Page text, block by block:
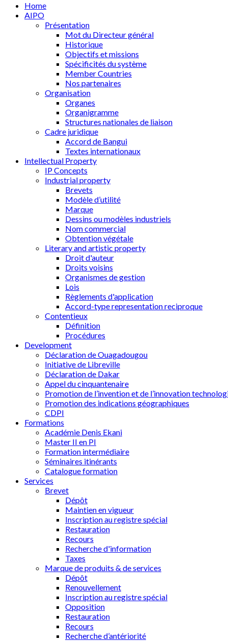
Home
AIPO
Présentation
Mot du Directeur général
Historique
Objectifs et missions
Spécificités du système
Member Countries
Nos partenaires
Organisation
Organes
Organigramme
Structures nationales de liaison
Cadre juridique
Accord de Bangui
Textes internationaux
Intellectual Property
IP Concepts
Industrial property
Brevets
Modèle d’utilité
Marque
Dessins ou modèles industriels
Nom commercial
Obtention végétale
Literary and artistic property
Droit d'auteur
Droits voisins
Organismes de gestion
Lois
Règlements d'application
Accord-type representation reciproque
Contentieux
Définition
Procédures
Development
Déclaration de Ouagadougou
Initiative de Libreville
Déclaration de Dakar
Appel du cinquantenaire
Promotion de l’invention et de l’innovation
Promotion des indications géographiques
CDPI
Formations
Académie Denis Ekani
Master II en PI
Formation intermédiaire
Séminaires itinérants
Catalogue formation
Services
Brevet
Dépôt
Maintien en vigueur
Inscription au registre spécial
Restauration
Recours
Recherche d'information
Taxes
Marque de produits & de services
Dépôt
Renouvellement
Inscription au registre spécial
Opposition
Restauration
Recours
Recherche d’antériorité